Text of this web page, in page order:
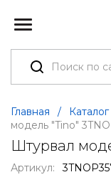
Главная / Каталог
модель "Tino"
Штурвал
Артикул: